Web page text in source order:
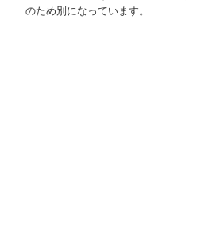
のため別になっています。